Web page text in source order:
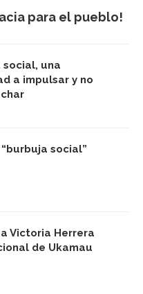
para el pueblo!
social, una
a impulsar y no
social”
Victoria Herrera
de Ukamau